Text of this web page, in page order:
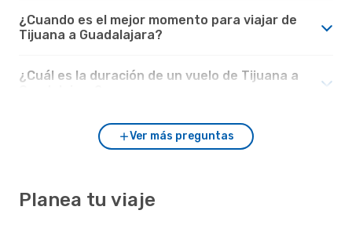
¿Cuando es el mejor momento para viajar de
Tijuana a Guadalajara?
¿Cuál es la duración de un vuelo de Tijuana a
Ver más preguntas
Planea tu viaje